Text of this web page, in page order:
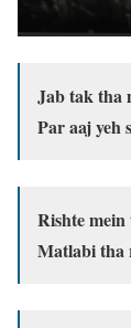
Jab tak tha
Par aaj yeh
Rishte
Matlabi tha